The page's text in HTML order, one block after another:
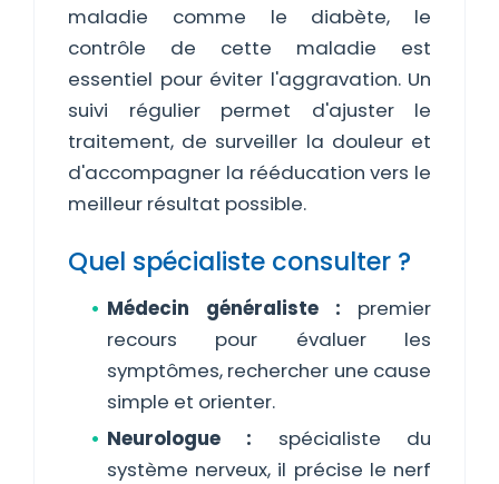
maladie comme le diabète, le
contrôle de cette maladie est
essentiel pour éviter l'aggravation. Un
suivi régulier permet d'ajuster le
traitement, de surveiller la douleur et
d'accompagner la rééducation vers le
meilleur résultat possible.
Quel spécialiste consulter ?
Médecin généraliste : premier
recours pour évaluer les
symptômes, rechercher une cause
simple et orienter.
Neurologue : spécialiste du
système nerveux, il précise le nerf